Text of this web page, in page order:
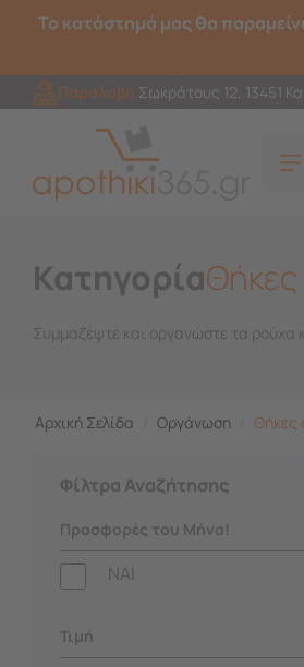
Το κατάστημά μας θα
Παραλαβή Σωκράτους 12, 13451
Κατηγορία
Συμμαζέψτε και οργανώστε τα ρούχα
Αρχική Σελίδα Οργάνωση Θήκες
Φίλτρα Αναζήτησης
Προσφορές του Μήνα!
NAI
Τιμή